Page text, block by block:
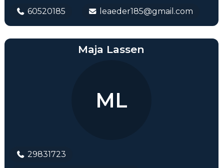
60520185 leaeder185@gmail.com
Maja Lassen
ML
29831723